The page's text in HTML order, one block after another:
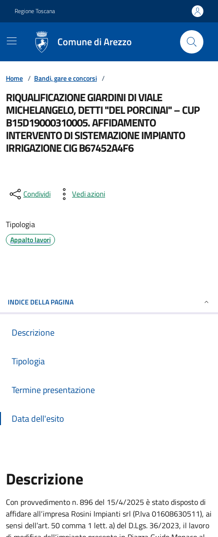
Regione Toscana
Comune di Arezzo
Home / Bandi, gare e concorsi /
RIQUALIFICAZIONE GIARDINI DI VIALE
MICHELANGELO, DETTI "DEL PORCINAI" – CUP
B15D19000310005. AFFIDAMENTO
INTERVENTO DI SISTEMAZIONE IMPIANTO
IRRIGAZIONE CIG B67452A4F6
Condividi Vedi azioni
Tipologia
Appalto lavori
INDICE DELLA PAGINA
Descrizione
Tipologia
Termine presentazione
Data dell'esito
Descrizione
Descrizione Bando
Con provvedimento n. 896 del 15/4/2025 è stato disposto di
affidare all‘impresa Rosini Impianti srl (P.Iva 01608630511), ai
sensi dell’art. 50 comma 1 lett. a) del D.Lgs. 36/2023, il lavoro